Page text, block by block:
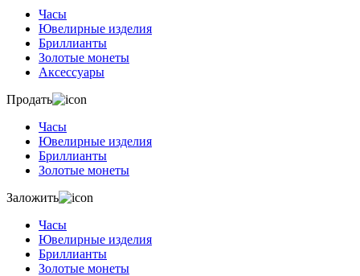
Часы
Ювелирные изделия
Бриллианты
Золотые монеты
Аксессуары
Продать
Часы
Ювелирные изделия
Бриллианты
Золотые монеты
Заложить
Часы
Ювелирные изделия
Бриллианты
Золотые монеты